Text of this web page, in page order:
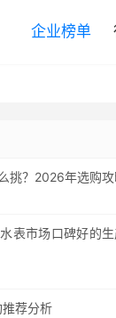
企业榜单
挑？2026年选购
表市场口碑好的
荐分析